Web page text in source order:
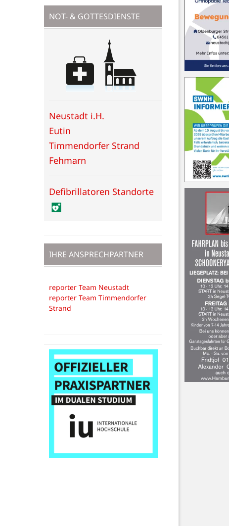
NOT- & GOTTESDIENSTE
Neustadt i.H.
Eutin
Timmendorfer Strand
Fehmarn
Defibrillatoren Standorte
IHRE ANSPRECHPARTNER
reporter Team Neustadt
reporter Team Timmendorfer
Strand